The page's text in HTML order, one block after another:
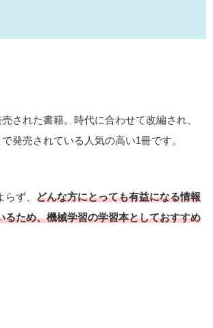
された書籍。時代に合わせて改編され、
発売されている人気の高い1冊です。
ず、 どんな方にとっても有益になる情報
るため、機械学習の学習本としておすすめ